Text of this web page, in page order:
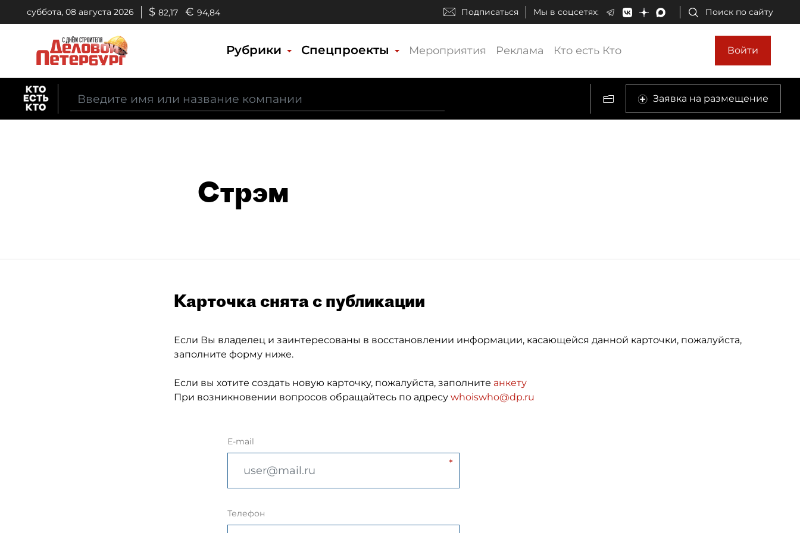
суббота, 08 августа 2026 $ 82,17 € 94,84 Подписаться Мы в соцсетях: Поиск по сайту
Рубрики Спецпроекты Мероприятия Реклама Кто есть Кто Войти
Заявка на размещение
Стрэм
Карточка снята с публикации
Если Вы владелец и заинтересованы в восстановлении информации, касающейся данной карточки, пожалуйста,
заполните форму ниже.
Если вы хотите создать новую карточку, пожалуйста, заполните анкету
При возникновении вопросов обращайтесь по адресу whoiswho@dp.ru
E-mail
Телефон